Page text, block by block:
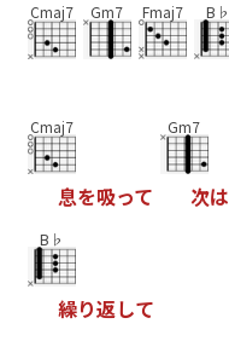
Cmaj7 Gm7 Fmaj7 B♭
Cmaj7
息を吸って
Gm7
次は
B♭
繰り返して